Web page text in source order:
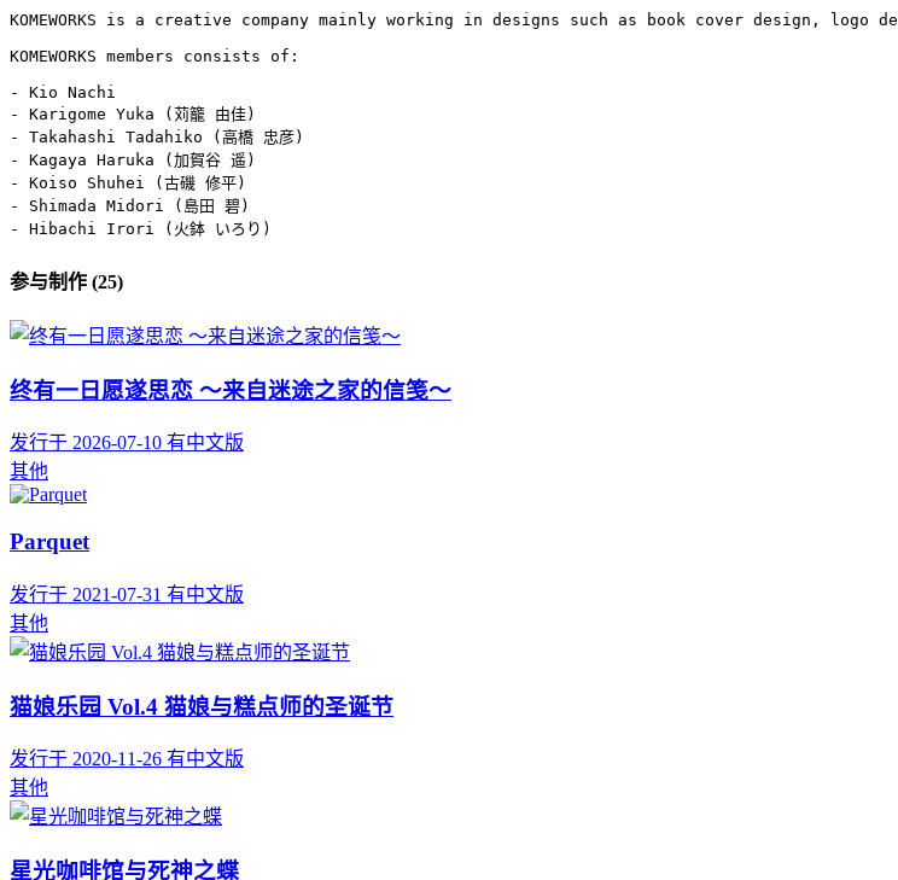
KOMEWORKS is a creative company mainly working in designs such as book cover design, logo
KOMEWORKS members consists of:
- Kio Nachi
- Karigome Yuka (苅籠 由佳)
- Takahashi Tadahiko (高橋 忠彦)
- Kagaya Haruka (加賀谷 遥)
- Koiso Shuhei (古磯 修平)
- Shimada Midori (島田 碧)
- Hibachi Irori (火鉢 いろり)
参与制作 (25)
终有一日愿遂思恋 ～来自迷途之家的信笺～
发行于 2026-07-10 有中文版
其他
Parquet
发行于 2021-07-31 有中文版
其他
猫娘乐园 Vol.4 猫娘与糕点师的圣诞节
发行于 2020-11-26 有中文版
其他
星光咖啡馆与死神之蝶